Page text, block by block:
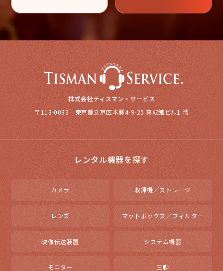
〒113-0033 東京都文京区本郷4-9-25 真成館ビル1 階
レンタル機器を探す
カメラ 収録機／ストレージ
レンズ マットボックス／フィルター
映像伝送装置 システム機器
モニター 三脚